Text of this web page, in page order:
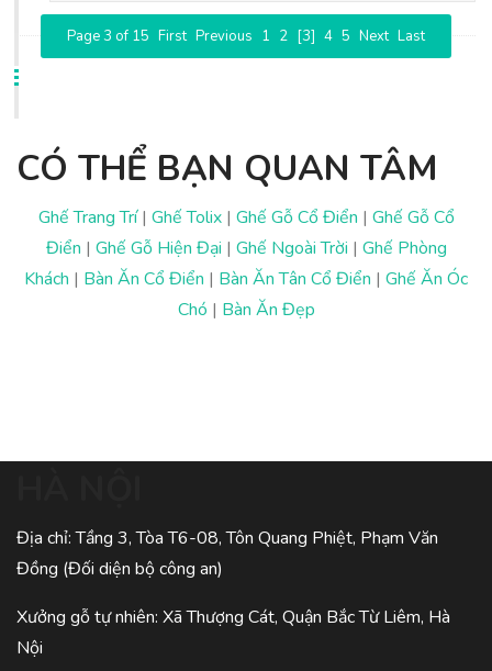
Page 3 of 15 First Previous 1 2 [3] 4 5 Next Last
CÓ THỂ BẠN QUAN TÂM
Ghế Trang Trí| Ghế Tolix| Ghế Gỗ Cổ Điển | Ghế Gỗ Cổ
Điển | Ghế Gỗ Hiện Đại | Ghế Ngoài Trời | Ghế Phòng
Khách | Bàn Ăn Cổ Điển | Bàn Ăn Tân Cổ Điển | Ghế Ăn Óc
Chó | Bàn Ăn Đẹp
Địa chỉ: Tầng 3, Tòa T6-08, Tôn Quang Phiệt, Phạm Văn
Đồng (Đối diện bộ công an)
Xưởng gỗ tự nhiên: Xã Thượng Cát, Quận Bắc Từ Liêm, Hà
Nội